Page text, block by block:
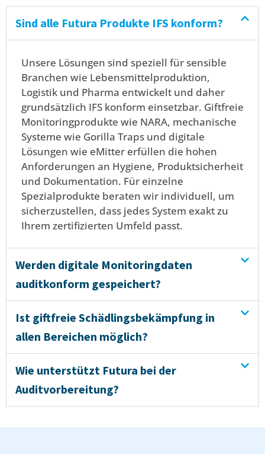
Sind alle Futura Produkte IFS konform?
Unsere Lösungen sind speziell für sensible
Branchen wie Lebensmittelproduktion,
Logistik und Pharma entwickelt und daher
grundsätzlich IFS konform einsetzbar. Giftfreie
Monitoringprodukte wie NARA, mechanische
Systeme wie Gorilla Traps und digitale
Lösungen wie eMitter erfüllen die hohen
Anforderungen an Hygiene, Produktsicherheit
und Dokumentation. Für einzelne
Spezialprodukte beraten wir individuell, um
sicherzustellen, dass jedes System exakt zu
Ihrem zertifizierten Umfeld passt.
Werden digitale Monitoringdaten
auditkonform gespeichert?
Ist giftfreie Schädlingsbekämpfung in
allen Bereichen möglich?
Wie unterstützt Futura bei der
Auditvorbereitung?